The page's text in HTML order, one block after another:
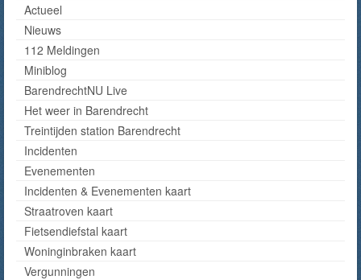
Actueel
Nieuws
112 Meldingen
Miniblog
BarendrechtNU Live
Het weer in Barendrecht
Treintijden station Barendrecht
Incidenten
Evenementen
Incidenten & Evenementen kaart
Straatroven kaart
Fietsendiefstal kaart
Woninginbraken kaart
Vergunningen